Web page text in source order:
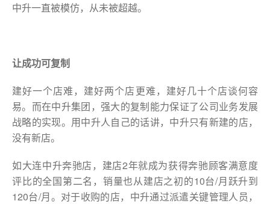
中升一直被模仿，从未被超越。
让成功可复制
建好一个店难，建好两个店更难，建好几十个店谈何容
易。而在中升集团，强大的复制能力保证了公司业务发展
战略的实现。用中升人自己的话讲，中升只有新建的店，
没有新店。
如大连中升奔驰店，建店2年就成为获得奔驰顾客满意度
评比的全国第二名，销量也从建店之初的10台/月跃升到
120台/月。对于收购的店，中升通过派遣关键管理人员，